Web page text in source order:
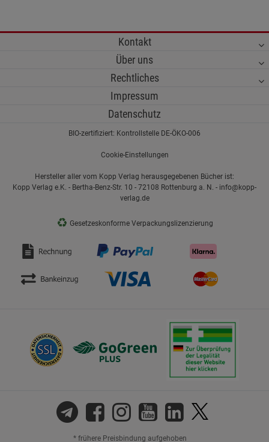
Kontakt
Über uns
Rechtliches
Impressum
Datenschutz
BIO-zertifiziert: Kontrollstelle DE-ÖKO-006
Cookie-Einstellungen
Hersteller aller vom Kopp Verlag herausgegebenen Bücher ist:
Kopp Verlag e.K. - Bertha-Benz-Str. 10 - 72108 Rottenburg a. N. - info@kopp-
verlag.de
♻ Gesetzeskonforme Verpackungslizenzierung
* frühere Preisbindung aufgehoben